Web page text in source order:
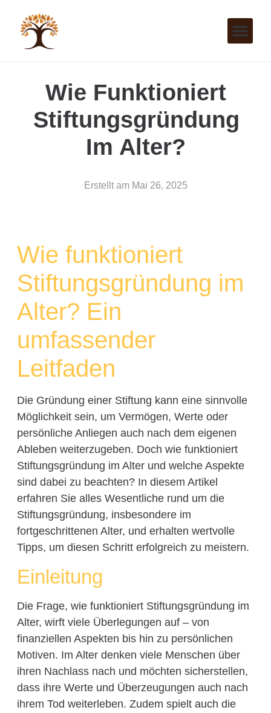
Wie Funktioniert
Stiftungsgründung
Im Alter?
Erstellt am Mai 26, 2025
Wie funktioniert
Stiftungsgründung im
Alter? Ein
umfassender
Leitfaden
Die Gründung einer Stiftung kann eine sinnvolle
Möglichkeit sein, um Vermögen, Werte oder
persönliche Anliegen auch nach dem eigenen
Ableben weiterzugeben. Doch wie funktioniert
Stiftungsgründung im Alter und welche Aspekte
sind dabei zu beachten? In diesem Artikel
erfahren Sie alles Wesentliche rund um die
Stiftungsgründung, insbesondere im
fortgeschrittenen Alter, und erhalten wertvolle
Tipps, um diesen Schritt erfolgreich zu meistern.
Einleitung
Die Frage, wie funktioniert Stiftungsgründung im
Alter, wirft viele Überlegungen auf – von
finanziellen Aspekten bis hin zu persönlichen
Motiven. Im Alter denken viele Menschen über
ihren Nachlass nach und möchten sicherstellen,
dass ihre Werte und Überzeugungen auch nach
ihrem Tod weiterleben. Zudem spielt auch die